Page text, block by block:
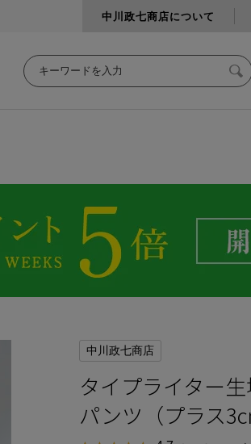
中川政七商店について
中川政七商店
タイプライター
パンツ（プラス